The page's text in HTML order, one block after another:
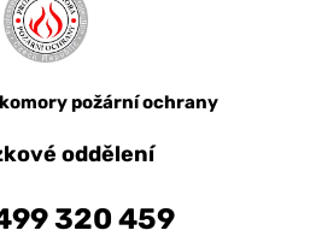
požární ochrany
oddělení
320 459